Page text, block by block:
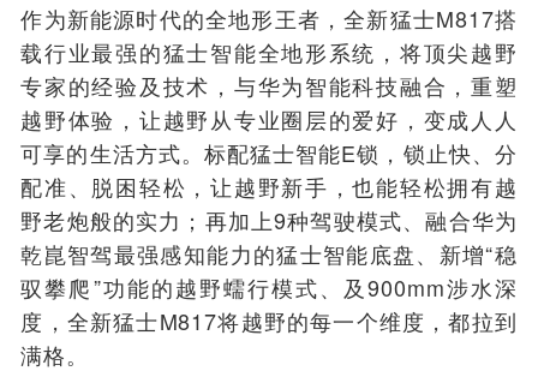
作为新能源时代的全地形王者，全新猛士M817搭
载行业最强的猛士智能全地形系统，将顶尖越野
专家的经验及技术，与华为智能科技融合，重塑
越野体验，让越野从专业圈层的爱好，变成人人
可享的生活方式。标配猛士智能E锁，锁止快、分
配准、脱困轻松，让越野新手，也能轻松拥有越
野老炮般的实力；再加上9种驾驶模式、融合华为
乾崑智驾最强感知能力的猛士智能底盘、新增“稳
驭攀爬”功能的越野蠕行模式、及900mm涉水深
度，全新猛士M817将越野的每一个维度，都拉到
满格。